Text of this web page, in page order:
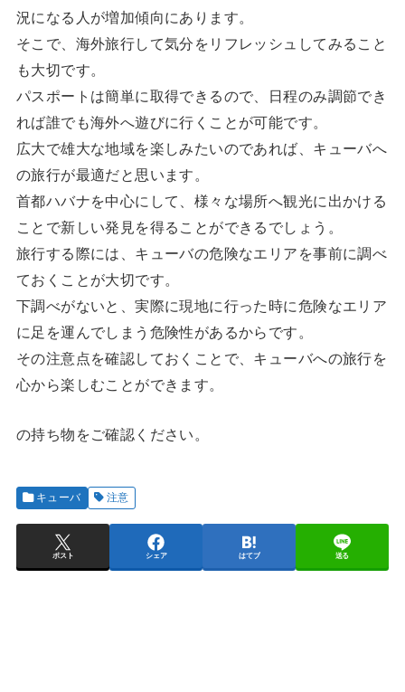
況になる人が増加傾向にあります。
そこで、海外旅行して気分をリフレッシュしてみること
も大切です。
パスポートは簡単に取得できるので、日程のみ調節でき
れば誰でも海外へ遊びに行くことが可能です。
広大で雄大な地域を楽しみたいのであれば、キューバへ
の旅行が最適だと思います。
首都ハバナを中心にして、様々な場所へ観光に出かける
ことで新しい発見を得ることができるでしょう。
旅行する際には、キューバの危険なエリアを事前に調べ
ておくことが大切です。
下調べがないと、実際に現地に行った時に危険なエリア
に足を運んでしまう危険性があるからです。
その注意点を確認しておくことで、キューバへの旅行を
心から楽しむことができます。
の持ち物をご確認ください。
キューバ 注意
ポスト シェア はてブ 送る